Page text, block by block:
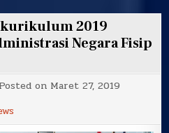
2019
Negara Fisip
Posted on Maret 27, 2019